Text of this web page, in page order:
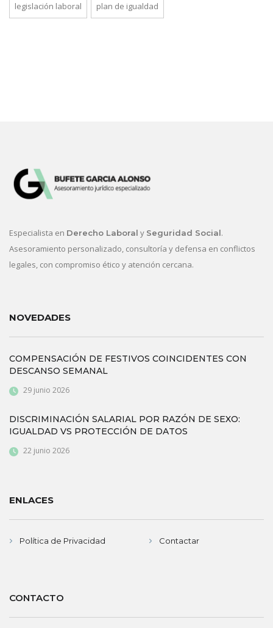
legislación laboral plan de igualdad
Especialista en Derecho Laboral y Seguridad Social.
Asesoramiento personalizado, consultoría y defensa en conflictos
legales, con compromiso ético y atención cercana.
NOVEDADES
COMPENSACIÓN DE FESTIVOS COINCIDENTES CON
DESCANSO SEMANAL
29 junio 2026
DISCRIMINACIÓN SALARIAL POR RAZÓN DE SEXO:
IGUALDAD VS PROTECCIÓN DE DATOS
22 junio 2026
ENLACES
Política de Privacidad Contactar
CONTACTO